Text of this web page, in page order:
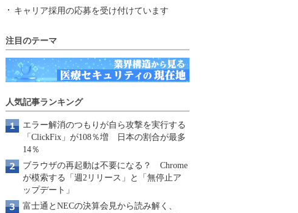
キャリア採用の応募を受け付けています
注目のテーマ
人気記事ランキング
エラー解消のつもりが自ら攻撃を実行する
「ClickFix」が108％増 日本の割合が最多
14％
ブラウザの再起動は不要になる？ Chrome
が模索する「週2リリース」と「無停止ア
ップデート」
富士通とNECの決算会見から読み解く、